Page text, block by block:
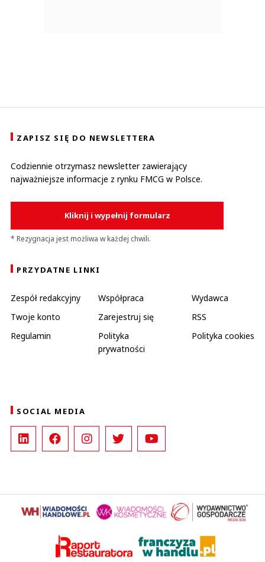
ZAPISZ SIĘ DO NEWSLETTERA
Codziennie otrzymasz newsletter zawierający
najważniejsze informacje z rynku FMCG w Polsce.
Kliknij i wypełnij formularz
* Rezygnacja jest możliwa w każdej chwili.
PRZYDATNE LINKI
Zespół redakcyjny Współpraca
Wydawca
Twoje konto
Zarejestruj się
RSS
Regulamin
Polityka
prywatności
Polityka cookies
SOCIAL MEDIA